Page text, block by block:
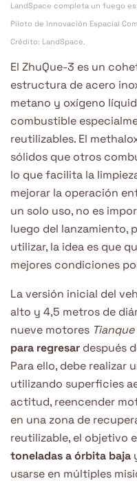
LandSpace completa un fuego
Piloto de Innovación Espacial
Crédito: LandSpace.
El ZhuQue-3 es un
estructura de acero
metano y oxígeno
combustible
reutilizables. El
sólidos que otros
lo que facilita la
mejorar la operación
un solo uso, no es
luego del lanzamiento,
utilizar, la idea es que
mejores condiciones
La versión inicial del
alto y 4,5 metros de
nueve motores Tianque
para regresar después
Para ello, debe realizar
utilizando superficies
actitud, reencender
en una zona de
reutilizable, el objetivo
toneladas a órbita baja
usarse en múltiples